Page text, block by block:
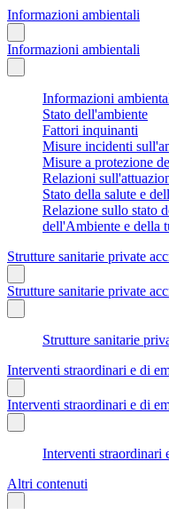
Informazioni ambientali
Informazioni ambientali
Informazioni
Stato dell'ambiente
Fattori inquinanti
Misure incidenti
Misure a protezione
Relazioni
Stato della salute e
Relazione sullo stato
dell'Ambiente e della
Strutture sanitarie private
Strutture sanitarie private
Strutture sanitarie
Interventi straordinari e di
Interventi straordinari e di
Interventi straordinari
Altri contenuti